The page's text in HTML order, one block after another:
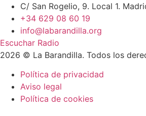
C/ San Rogelio, 9. Local 1.
+34 629 08 60 19
info@labarandilla.org
Escuchar Radio
2026 © La Barandilla. Todos los
Política de privacidad
Aviso legal
Política de cookies